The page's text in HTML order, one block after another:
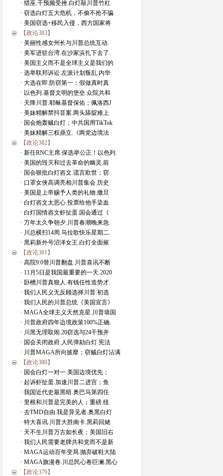
· 猎巫.干预频受挫.白灯敲川普竹杠
· 窃选白灯五大危机，不偷不抢不骗
· 美国窃选+移民入侵，西方国家将
【政论383】
· 美丽性感女州长与川普总统互动.
· 美军进驻台湾.在沙家浜扎下去了.
· 美国主义而不是全球主义是我们的
· 选举联邦诉讼.左派计划叛乱.内华
· 大选在即.防窃第一；假做真时真
· 以色列.基督文明的堡垒.众院共和
· 天降川普.耶稣基督保佑；佩洛西J
· 美妹精解禁抖音案.两头舔腚难上
· 国会炮轰贼白灯；中共国用TikTok
· 美妹精解三权鼎立.《两党边境法
【政论382】
· 新任RNC主席.保选举公正！以色列
· 美国的毁灭和过去革命的幽灵.前
· 国会狠批白灯咨文.谎言欺世；窃
· 口罩女侠高调亮相川普集会.历史
· 美国是上帝赐予人类的礼物.撒旦
· 白灯咨文太恶心.投票给他手染血
· 白灯国情咨文虾扯蛋.国会通过《
· 万年太久争朝夕.川普春潮晚来急.
· 川总横扫14周.马拉歌快乐星期二.
· 黑莉新外号沼泽女王.白灯全面摧
【政论381】
· 高院9:0替川普翻盘.川普喜讯不断
· 11月5日是我国最重要的一天.2020
· 卧槽川普真狠人.有钱任性造势才.
· 我们人民义无反顾选择川普.初选
· 我们人民的川普总统《美国宣言》
· MAGA全球主义天然克星.川普墙国
· 川普政府四年边境政策100%正确.
· 川黑无理取闹.20窃选与24干预并
· 国会关闭政府.人民弹劾白灯.宪法
· 川普MAGA所向披靡；窃贼白灯沾满
【政论380】
· 国会白灯一对一.美国边境优先；
· 起诉虾扯蛋.加速川普二进宫；鱼
· 我国近代史最黑暗.奥巴马第四任
· 里根和川普是完美的人；重磅.纽
· 去TMD自由.我是异见者.奥黑白灯
· 特大喜讯.川普大胜南卡.黑莉回姥
· 天不生川普万古如长夜；美国旧右
· 我们人民需要老牌共和党而不是新
· MAGA运动百年变局.抛弃破鞋大陆
· MAGA旗漫卷.川总民心卷巨澜.黑心
【政论379】